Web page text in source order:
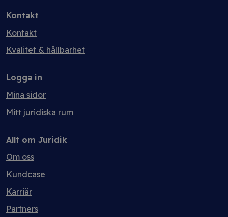
Kontakt
Kontakt
Kvalitet & hållbarhet
Logga in
Mina sidor
Mitt juridiska rum
Allt om Juridik
Om oss
Kundcase
Karriär
Partners